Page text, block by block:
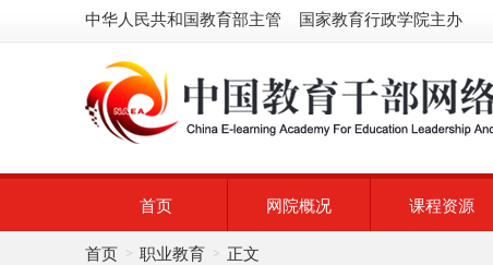
中华人民共和国教育部主管 国家教育行政学院主办
首页 网院概况 课程资源
首页 > 职业教育 > 正文